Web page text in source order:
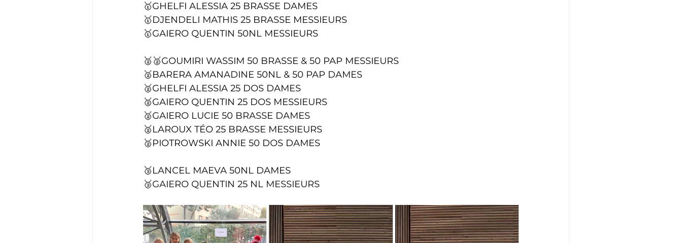
🥇GHELFI ALESSIA 25 BRASSE DAMES
🥇DJENDELI MATHIS 25 BRASSE MESSIEURS
🥇GAIERO QUENTIN 50NL MESSIEURS
🥈🥈GOUMIRI WASSIM 50 BRASSE & 50 PAP MESSIEURS
🥈BARERA AMANADINE 50NL & 50 PAP DAMES
🥈GHELFI ALESSIA 25 DOS DAMES
🥈GAIERO QUENTIN 25 DOS MESSIEURS
🥈GAIERO LUCIE 50 BRASSE DAMES
🥈LAROUX TÉO 25 BRASSE MESSIEURS
🥈PIOTROWSKI ANNIE 50 DOS DAMES
🥉LANCEL MAEVA 50NL DAMES
🥉GAIERO QUENTIN 25 NL MESSIEURS